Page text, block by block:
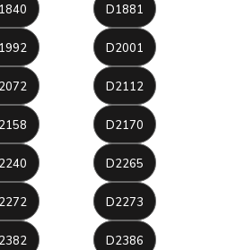
D1881
D2001
D2112
D2170
D2265
D2273
D2386